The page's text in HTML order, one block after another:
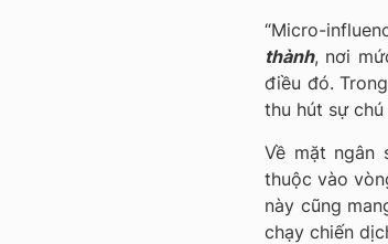
“Micro-
thành, nơi
điều đó.
thu hút sự chú
Về mặt ngân
thuộc vào
này cũng
chạy chiến